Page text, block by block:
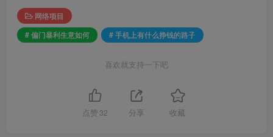
网络项目
# 偏门暴利生意如何
# 手机上有什么挣钱的路子
喜欢就支持一下吧
点赞 32 分享 收藏